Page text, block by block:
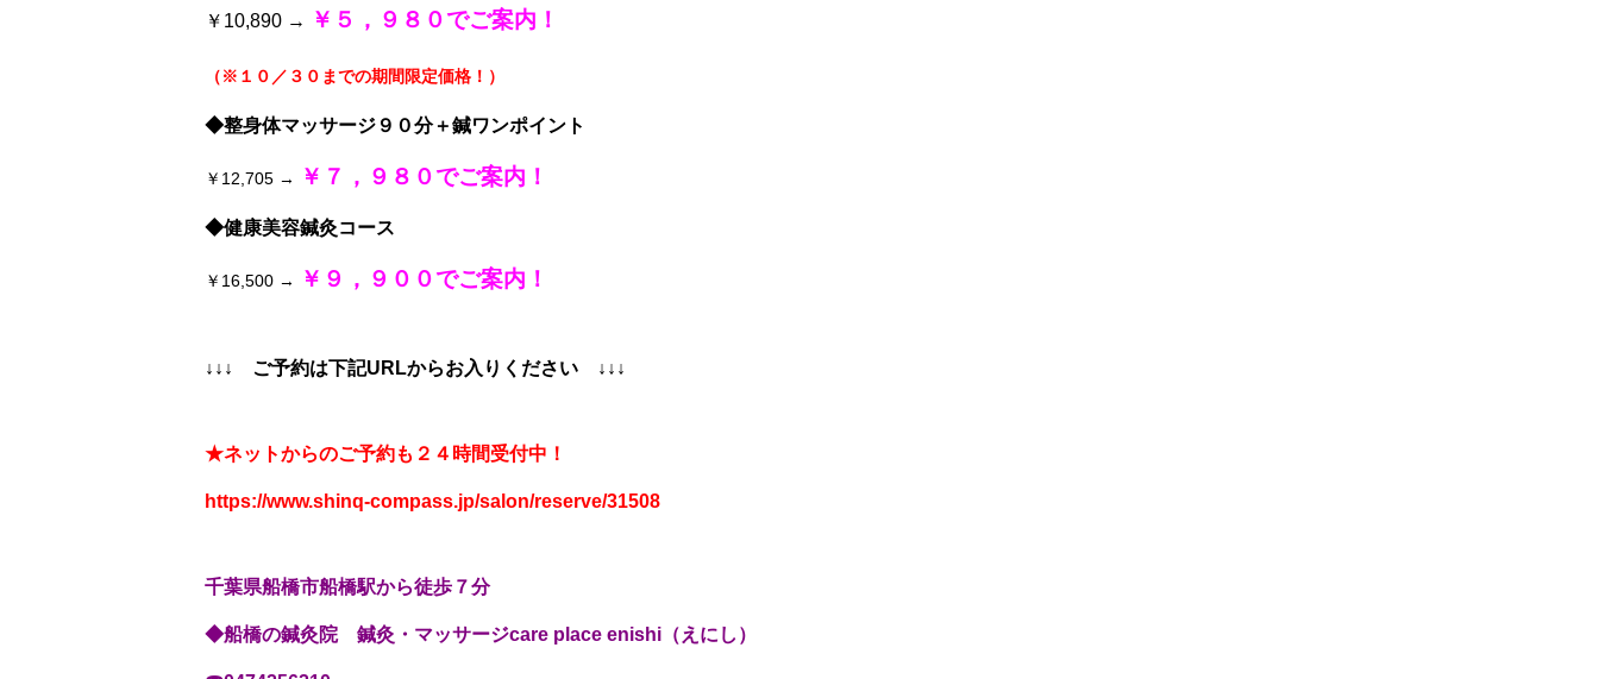
￥10,890 → ￥５，９８０でご案内！
（※１０／３０までの期間限定価格！）
◆整身体マッサージ９０分＋鍼ワンポイント
￥12,705 → ￥７，９８０でご案内！
◆健康美容鍼灸コース
￥16,500 → ￥９，９００でご案内！
↓↓↓ ご予約は下記URLからお入りください ↓↓↓
★ネットからのご予約も２４時間受付中！
https://www.shinq-compass.jp/salon/reserve/31508
千葉県船橋市船橋駅から徒歩７分
◆船橋の鍼灸院 鍼灸・マッサージcare place enishi（えにし）